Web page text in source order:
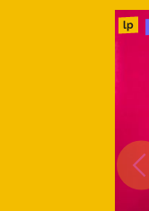
lp